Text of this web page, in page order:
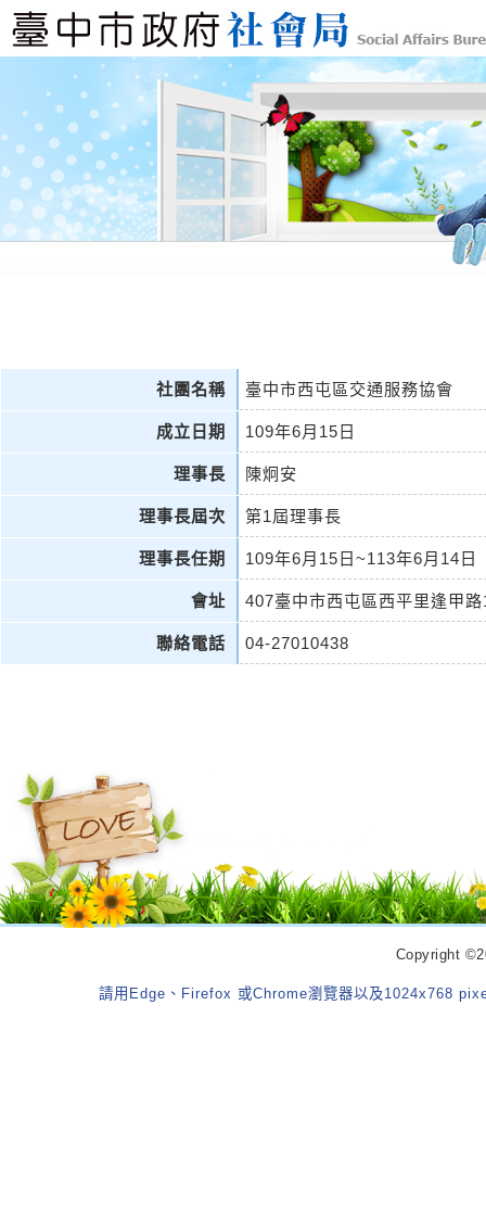
社團名稱 臺中市西屯區交通服務協會
成立日期 109年6月15日
理事長 陳炯安
理事長屆次 第1屆理事長
理事長任期 109年6月15日~113年6月14日
會址 407臺中市西屯區西平里逢甲
聯絡電話 04-27010438
Copyright
請用Edge、Firefox 或Chrome瀏覽器以及1024x768